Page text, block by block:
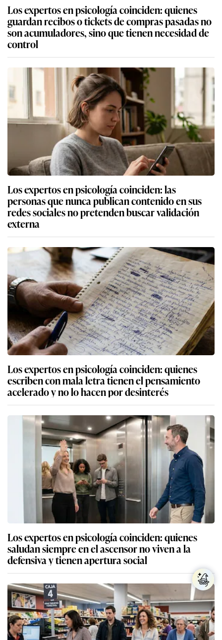
Los expertos en psicología coinciden: quienes
guardan recibos o tickets de compras pasadas no
son acumuladores, sino que tienen necesidad de
control
Los expertos en psicología coinciden: las
personas que nunca publican contenido en sus
redes sociales no pretenden buscar validación
externa
Los expertos en psicología coinciden: quienes
escriben con mala letra tienen el pensamiento
acelerado y no lo hacen por desinterés
Los expertos en psicología coinciden: quienes
saludan siempre en el ascensor no viven a la
defensiva y tienen apertura social